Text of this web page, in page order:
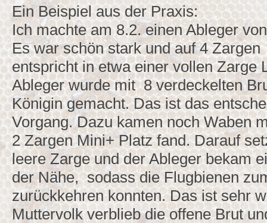
Ein Beispiel aus der Praxis:
Ich machte am 8.2. einen Ableger
Es war schön stark und auf 4
entspricht in etwa einer vollen Zarge
Ableger wurde mit 8 verdeckelten
Königin gemacht. Das ist das
Vorgang. Dazu kamen noch Waben
2 Zargen Mini+ Platz fand. Darauf
leere Zarge und der Ableger bekam
der Nähe, sodass die Flugbienen
zurückkehren konnten. Das ist sehr
Muttervolk verblieb die offene Brut